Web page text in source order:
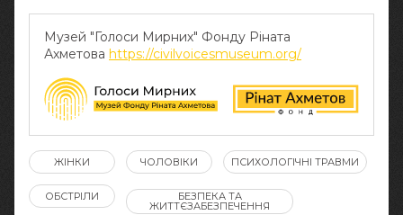
Музей "Голоси Мирних" Фонду Ріната
Ахметова https://civilvoicesmuseum.org/
ЖІНКИ ЧОЛОВІКИ ПСИХОЛОГІЧНІ ТРАВМИ
ОБСТРІЛИ БЕЗПЕКА ТА
ЖИТТЄЗАБЕЗПЕЧЕННЯ